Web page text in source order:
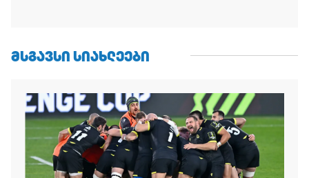
ᲛᲡᲒᲐᲕᲡᲘ ᲡᲘᲐᲮᲚᲔᲔᲑᲘ